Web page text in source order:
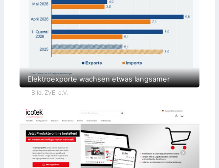
Elektroexporte wachsen etwas langsamer
Bild: ZVEI e.V.